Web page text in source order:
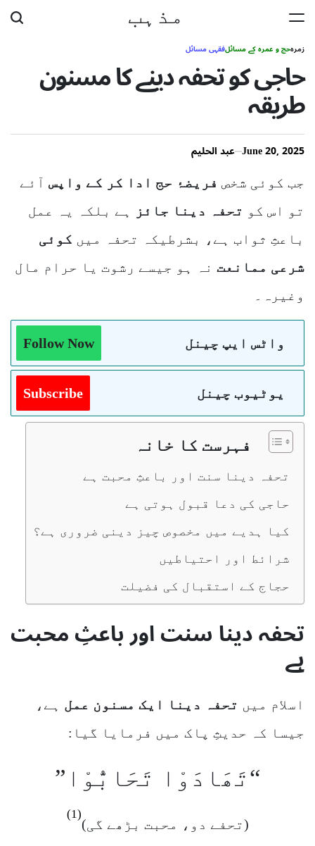
Skip
content
مذہب
زمرہحج و عمرہ کے مسائلفقہی مسائل
حاجی کو تحفہ دینے کا مسنون
طریقہ
June 20, 2025 عبد الحلیم
جب کوئی شخص فریضۂ حج ادا کر کے واپس آئے
تو اس کو تحفہ دینا جائز
ہے بلکہ یہ عمل
باعثِ ثواب ہے، بشرطیکہ تحفہ میں کوئی
شرعی ممانعت نہ ہو جیسے رشوت یا حرام مال
وغیرہ۔
واٹس ایپ چینل Follow Now
یوٹیوب چینل Subscribe
فہرست کا خانہ
تحفہ دینا سنت اور باعثِ محبت ہے
حاجی کی دعا قبول ہوتی ہے
کیا ہدیے میں مخصوص چیز دینی ضروری ہے؟
شرائط اور احتیاطیں
حجاج کے استقبال کی فضیلت
تحفہ دینا سنت اور باعثِ محبت
ہے
اسلام میں تحفہ دینا ایک مسنون عمل ہے،
جیسا کہ حدیثِ پاک میں فرمایا گیا:
“تَھَادَوْا تَحَابُّوْا”
(تحفے دو، محبت بڑھے گی)
(1)